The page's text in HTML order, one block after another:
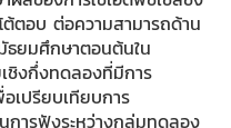
ต้ตอบ ต่อความสามารถด้าน
ธยมศึกษาตอนต้นใน
ชิงกึ่งทดลองที่มีการ
เปรียบเทียบการ
การฟังระหว่างกลุ่มทดลอง